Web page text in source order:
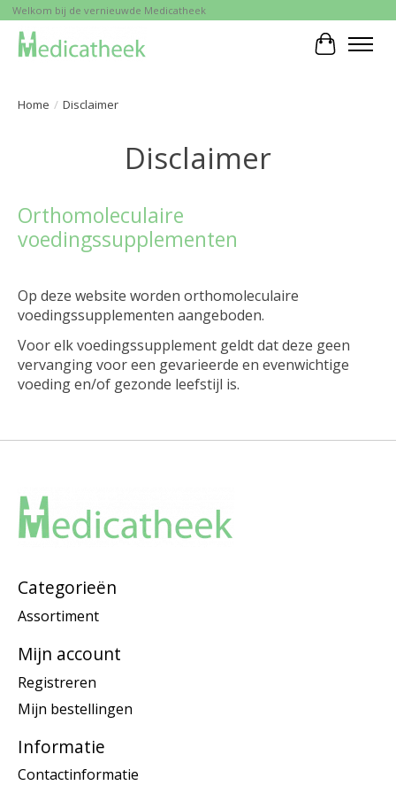
Welkom bij de vernieuwde Medicatheek
Home / Disclaimer
Disclaimer
Orthomoleculaire
voedingssupplementen
Op deze website worden orthomoleculaire
voedingssupplementen aangeboden.
Voor elk voedingssupplement geldt dat deze geen
vervanging voor een gevarieerde en evenwichtige
voeding en/of gezonde leefstijl is.
Categorieën
Assortiment
Mijn account
Registreren
Mijn bestellingen
Informatie
Contactinformatie